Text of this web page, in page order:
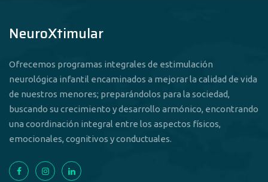
NeuroXtimular
Ofrecemos programas integrales de estimulación
neurológica infantil encaminados a mejorar la calidad de vida
de nuestros menores; preparándolos para la sociedad,
buscando su crecimiento y desarrollo armónico, encontrando
una coordinación integral entre los aspectos físicos,
emocionales, cognitivos y conductuales.